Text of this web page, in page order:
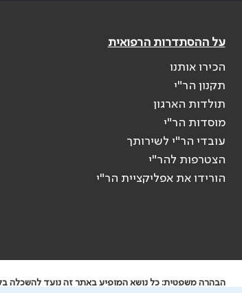
על ההסתדרות הרפואית
הכירו אותנו
תקנון הר"י
תולדות הארגון
מוסדות הר"י
עובדי הר"י לשירותך
הצטרפות להר"י
הורידו את אפליקציית הר"י
הבהרה משפטית: כל נושא המופיע באתר זה נועד להשכלה